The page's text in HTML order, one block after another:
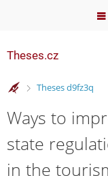
Theses.cz
>
Theses d9fz3q
Ways to
state
in the